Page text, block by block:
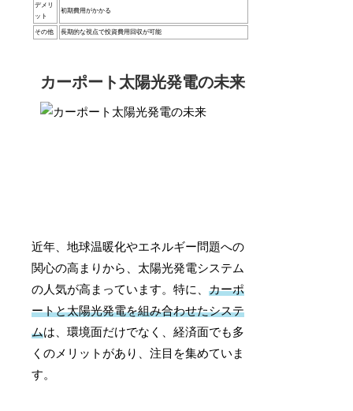
デメリ
ット
初期費用がかかる
その他 長期的な視点で投資費用回収が可能
カーポート太陽光発電の未来
近年、地球温暖化やエネルギー問題への
関心の高まりから、太陽光発電システム
の人気が高まっています。特に、カーポ
ートと太陽光発電を組み合わせたシステ
ムは、環境面だけでなく、経済面でも多
くのメリットがあり、注目を集めていま
す。